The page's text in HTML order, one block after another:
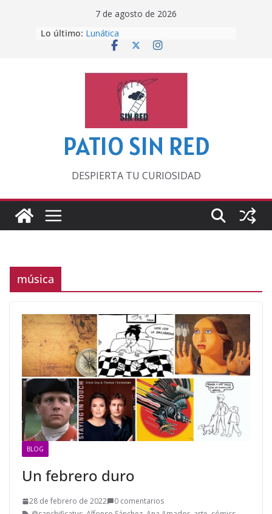
7 de agosto de 2026
Lo último:
Otra del Mundial
Lunática
Pero, hasta entonces…
‘La broma infinita’ de recomendar
lecturas veraniegas
PATIO SIN RED
DESPIERTA TU CURIOSIDAD
música
BLOG
Un febrero duro
28 de febrero de 2022
0 comentarios